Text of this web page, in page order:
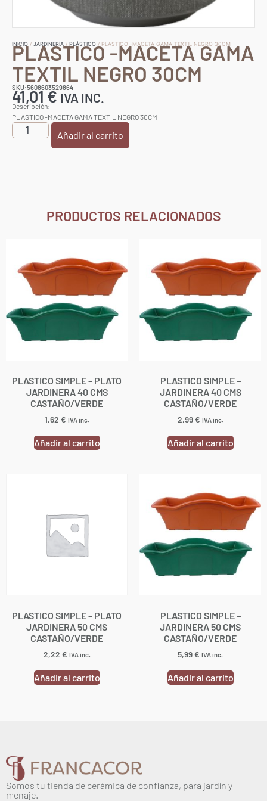
INICIO / JARDINERÍA / PLÁSTICO / PLASTICO -MACETA GAMA TEXTIL NEGRO 30CM
PLASTICO -MACETA GAMA
TEXTIL NEGRO 30CM
SKU:5608603529864
41,01€ IVA INC.
Descripción:
PLASTICO -MACETA GAMA TEXTIL NEGRO 30CM
Añadir al carrito
PRODUCTOS RELACIONADOS
PLASTICO SIMPLE – PLATO
JARDINERA 40 CMS
CASTAÑO/VERDE
1,62 € IVA inc.
Añadir al carrito
PLASTICO SIMPLE –
JARDINERA 40 CMS
CASTAÑO/VERDE
2,99€ IVA inc.
Añadir al carrito
PLASTICO SIMPLE – PLATO
JARDINERA 50 CMS
CASTAÑO/VERDE
2,22 € IVA inc.
Añadir al carrito
PLASTICO SIMPLE –
JARDINERA 50 CMS
CASTAÑO/VERDE
5,99€ IVA inc.
Añadir al carrito
Somos tu tienda de cerámica de confianza, para jardín y
menaje.